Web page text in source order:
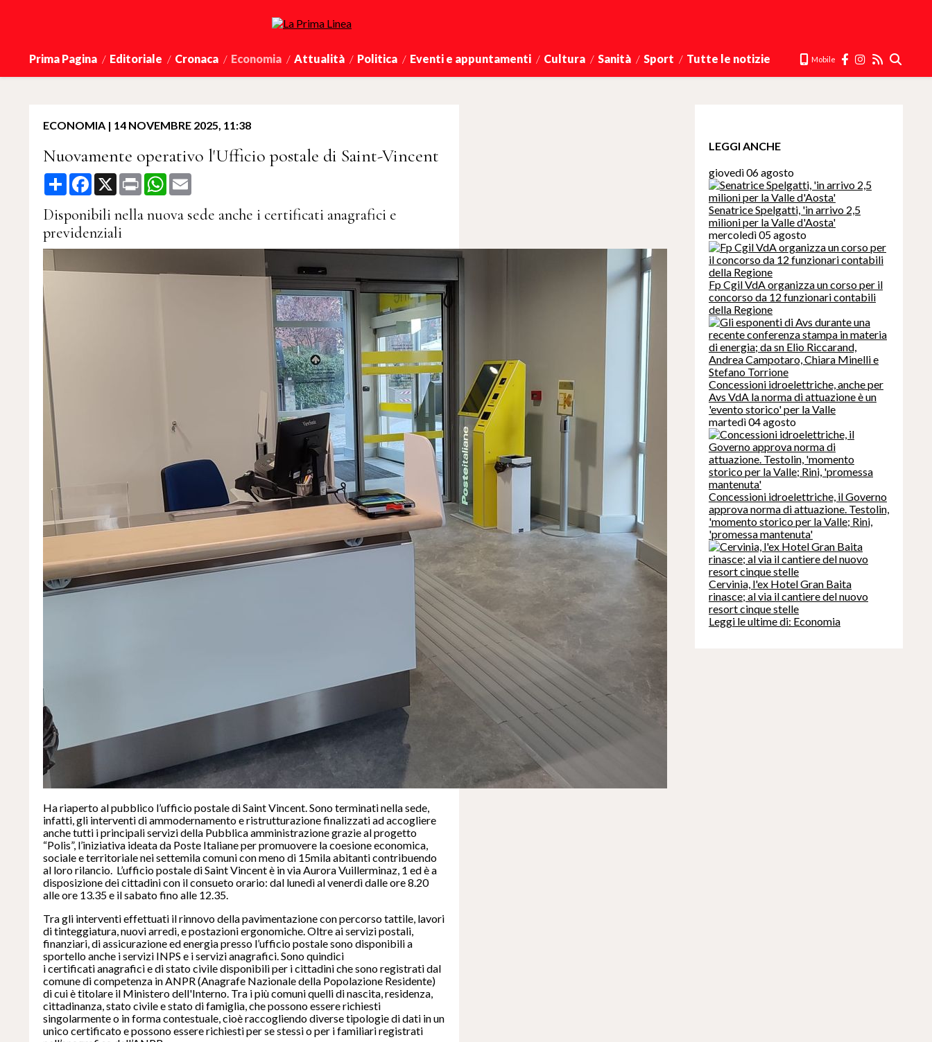
Prima Pagina Editoriale Cronaca Economia Attualità Politica Eventi e appuntamenti Cultura Sanità Sport Tutte le notizie Mobile
ECONOMIA | 14 NOVEMBRE 2025, 11:38
Nuovamente operativo l'Ufficio postale di Saint-Vincent
Share Facebook
X Print WhatsApp
Disponibili nella nuova sede anche i certificati anagrafici e
previdenziali
Ha riaperto al pubblico l’ufficio postale di Saint Vincent. Sono terminati nella sede,
infatti, gli interventi di ammodernamento e ristrutturazione finalizzati ad accogliere
anche tutti i principali servizi della Pubblica amministrazione grazie al progetto
“Polis”, l’iniziativa ideata da Poste Italiane per promuovere la coesione economica,
sociale e territoriale nei settemila comuni con meno di 15mila abitanti contribuendo
al loro rilancio. L’ufficio postale di Saint Vincent è in via Aurora Vuillerminaz, 1 ed è a
disposizione dei cittadini con il consueto orario: dal lunedì al venerdì dalle ore 8.20
alle ore 13.35 e il sabato fino alle 12.35.
Tra gli interventi effettuati il rinnovo della pavimentazione con percorso tattile, lavori
di tinteggiatura, nuovi arredi, e postazioni ergonomiche. Oltre ai servizi postali,
finanziari, di assicurazione ed energia presso l’ufficio postale sono disponibili a
sportello anche i servizi INPS e i servizi anagrafici. Sono quindici
i certificati anagrafici e di stato civile disponibili per i cittadini che sono registrati dal
comune di competenza in ANPR (Anagrafe Nazionale della Popolazione Residente)
di cui è titolare il Ministero dell'Interno. Tra i più comuni quelli di nascita, residenza,
cittadinanza, stato civile e stato di famiglia, che possono essere richiesti
singolarmente o in forma contestuale, cioè raccogliendo diverse tipologie di dati in un
unico certificato e possono essere richiesti per se stessi o per i familiari registrati
LEGGI ANCHE
giovedì 06 agosto
Senatrice Spelgatti, 'in arrivo 2,5
milioni per la Valle d'Aosta'
mercoledì 05 agosto
Fp Cgil VdA organizza un corso per il
concorso da 12 funzionari contabili
della Regione
Concessioni idroelettriche, anche per
Avs VdA la norma di attuazione è un
'evento storico' per la Valle
martedì 04 agosto
Concessioni idroelettriche, il Governo
approva norma di attuazione. Testolin,
'momento storico per la Valle; Rini,
'promessa mantenuta'
Cervinia, l'ex Hotel Gran Baita
rinasce; al via il cantiere del nuovo
resort cinque stelle
Leggi le ultime di: Economia